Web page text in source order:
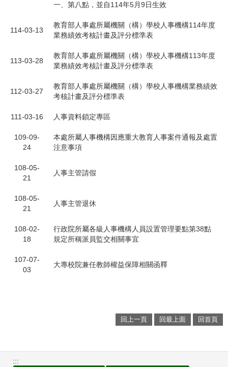
一、第八點，並自114年5月9日生效
114-03-13
教育部人事處所屬機關（構）學校人事機構114年度
業務績效考核計畫及評分標準表
113-03-28
教育部人事處所屬機關（構）學校人事機構113年度
業務績效考核計畫及評分標準表
112-03-27
教育部人事處所屬機關（構）學校人事機構業務績效
考核計畫及評分標準表
111-03-16 人事資料鎖定專區
109-09-
24
本處所屬人事機構因應重大教育人事案件通報及處置
注意事項
108-05-
21
人事主管請假
108-05-
21
人事主管退休
108-02-
18
行政院所屬各級人事機構人員設置管理要點第38點
規定所稱派員監交相關事宜
107-07-
03
大專校院兼任教師權益保障相關函釋
回上一頁 回最上面 回首頁
:::